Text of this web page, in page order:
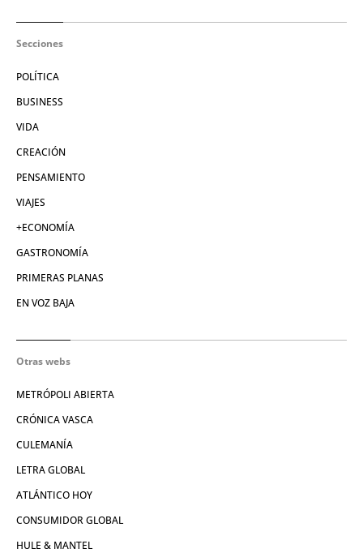
Secciones
POLÍTICA
BUSINESS
VIDA
CREACIÓN
PENSAMIENTO
VIAJES
+ECONOMÍA
GASTRONOMÍA
PRIMERAS PLANAS
EN VOZ BAJA
Otras webs
METRÓPOLI ABIERTA
CRÓNICA VASCA
CULEMANÍA
LETRA GLOBAL
ATLÁNTICO HOY
CONSUMIDOR GLOBAL
HULE & MANTEL